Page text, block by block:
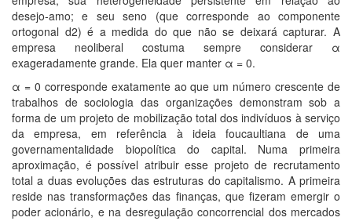
desejo-amo; e seu seno (que corresponde ao componente
ortogonal d2) é a medida do que não se deixará capturar. A
empresa neoliberal costuma sempre considerar α
exageradamente grande. Ela quer manter α = 0.
α = 0 corresponde exatamente ao que um número crescente de
trabalhos de sociologia das organizações demonstram sob a
forma de um projeto de mobilização total dos indivíduos à serviço
da empresa, em referência à ideia foucaultiana de uma
governamentalidade biopolítica do capital. Numa primeira
aproximação, é possível atribuir esse projeto de recrutamento
total a duas evoluções das estruturas do capitalismo. A primeira
reside nas transformações das finanças, que fizeram emergir o
poder acionário, e na desregulação concorrencial dos mercados